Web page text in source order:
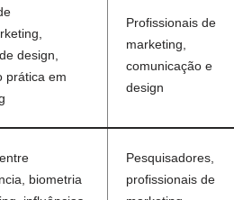
design,
prática em
Profissionais de
marketing,
comunicação e
design
biometria
Pesquisadores,
profissionais de